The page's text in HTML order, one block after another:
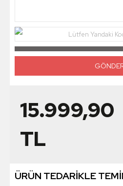
Lütfen Yandaki
15.999,90
TL
ÜRÜN TEDARİKLE